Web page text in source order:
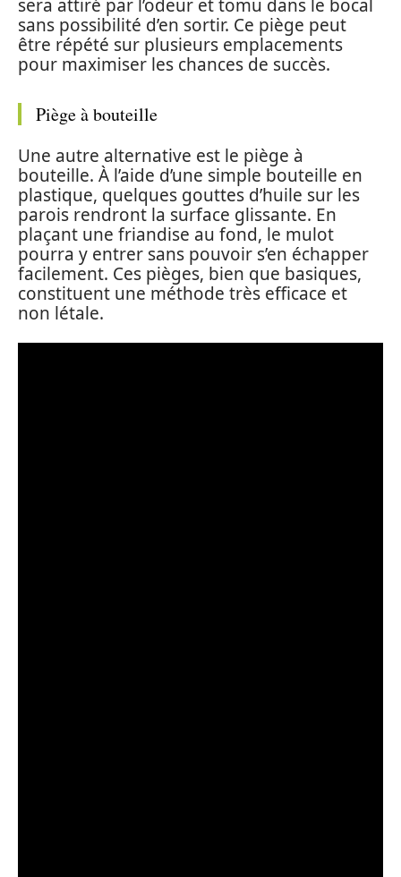
sera attiré par l’odeur et tomu dans le bocal
sans possibilité d’en sortir. Ce piège peut
être répété sur plusieurs emplacements
pour maximiser les chances de succès.
Piège à bouteille
Une autre alternative est le piège à
bouteille. À l’aide d’une simple bouteille en
plastique, quelques gouttes d’huile sur les
parois rendront la surface glissante. En
plaçant une friandise au fond, le mulot
pourra y entrer sans pouvoir s’en échapper
facilement. Ces pièges, bien que basiques,
constituent une méthode très efficace et
non létale.